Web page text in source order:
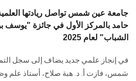
جامعة عين شمس تواصل ريادتها
حامد بالمركز الأول في جائزة "يوسف
الشباب" لعام 2025
في إنجاز علمي جديد يضاف إلى سجل
شمس، فازت أ. د. هبة صلاح، أستاذ علم